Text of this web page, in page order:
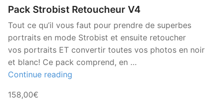
NanoJPG Pro
NanoJPG V4 simple
Méga-formation Strobist / Studio de Rue
Lumière et flash TTL
Pack Strobist Retoucheur V4
Tout ce qu’il vous faut pour prendre de superbes
portraits en mode Strobist et ensuite retoucher
vos portraits ET convertir toutes vos photos en noir
et blanc! Ce pack comprend, en …
Continue reading
158,00€